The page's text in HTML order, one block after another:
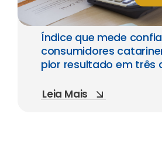
Índice que mede
consumidores
pior resultado em três
Leia Mais